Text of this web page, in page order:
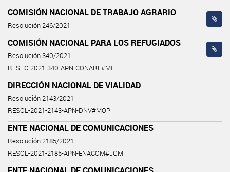
COMISIÓN NACIONAL DE TRABAJO AGRARIO
Resolución 246/2021
COMISIÓN NACIONAL PARA LOS REFUGIADOS
Resolución 340/2021
RESFC-2021-340-APN-CONARE#MI
DIRECCIÓN NACIONAL DE VIALIDAD
Resolución 2143/2021
RESOL-2021-2143-APN-DNV#MOP
ENTE NACIONAL DE COMUNICACIONES
Resolución 2185/2021
RESOL-2021-2185-APN-ENACOM#JGM